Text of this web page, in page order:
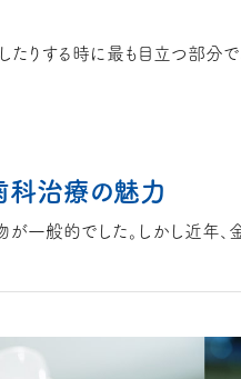
科治療の魅力